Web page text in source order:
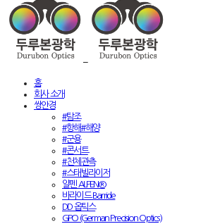
홈
회사 소개
쌍안경
#탐조
#항해#해양
#군용
#콘서트
#천체관측
#스태빌라이저
알펜 ALPEN®
바라이드 Barride
DD 옵틱스
GPO (German Precision Optics)